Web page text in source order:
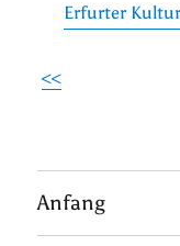
Erfurter
<<
Anfang